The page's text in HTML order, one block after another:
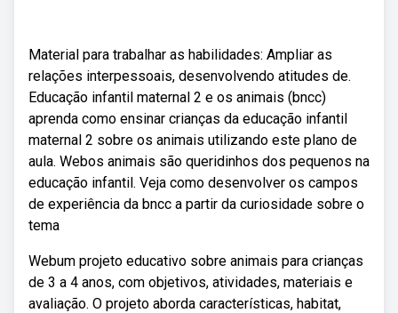
Material para trabalhar as habilidades: Ampliar as
relações interpessoais, desenvolvendo atitudes de.
Educação infantil maternal 2 e os animais (bncc)
aprenda como ensinar crianças da educação infantil
maternal 2 sobre os animais utilizando este plano de
aula. Webos animais são queridinhos dos pequenos na
educação infantil. Veja como desenvolver os campos
de experiência da bncc a partir da curiosidade sobre o
tema
Webum projeto educativo sobre animais para crianças
de 3 a 4 anos, com objetivos, atividades, materiais e
avaliação. O projeto aborda características, habitat,